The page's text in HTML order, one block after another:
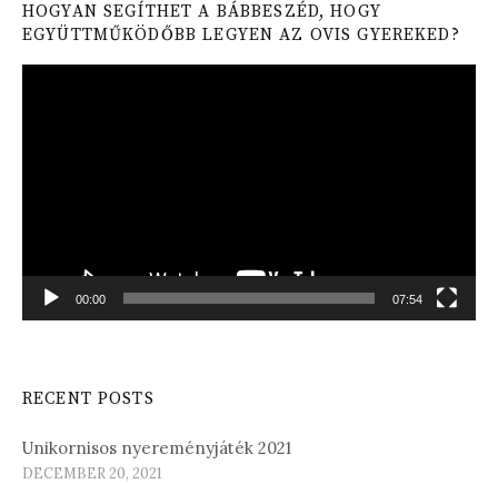
HOGYAN SEGÍTHET A BÁBBESZÉD, HOGY
EGYÜTTMŰKÖDŐBB LEGYEN AZ OVIS GYEREKED?
00:00 07:54
RECENT POSTS
Unikornisos nyereményjáték 2021
DECEMBER 20, 2021